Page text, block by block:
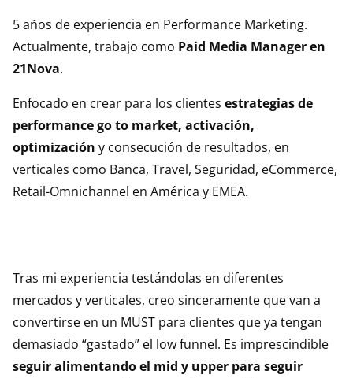
5 años de experiencia en Performance Marketing.
Actualmente, trabajo como Paid Media Manager en
21Nova.
Enfocado en crear para los clientes estrategias de
performance go to market, activación,
optimización y consecución de resultados, en
verticales como Banca, Travel, Seguridad, eCommerce,
Retail-Omnichannel en América y EMEA.
Tras mi experiencia testándolas en diferentes
mercados y verticales, creo sinceramente que van a
convertirse en un MUST para clientes que ya tengan
demasiado “gastado” el low funnel. Es imprescindible
seguir alimentando el mid y upper para seguir